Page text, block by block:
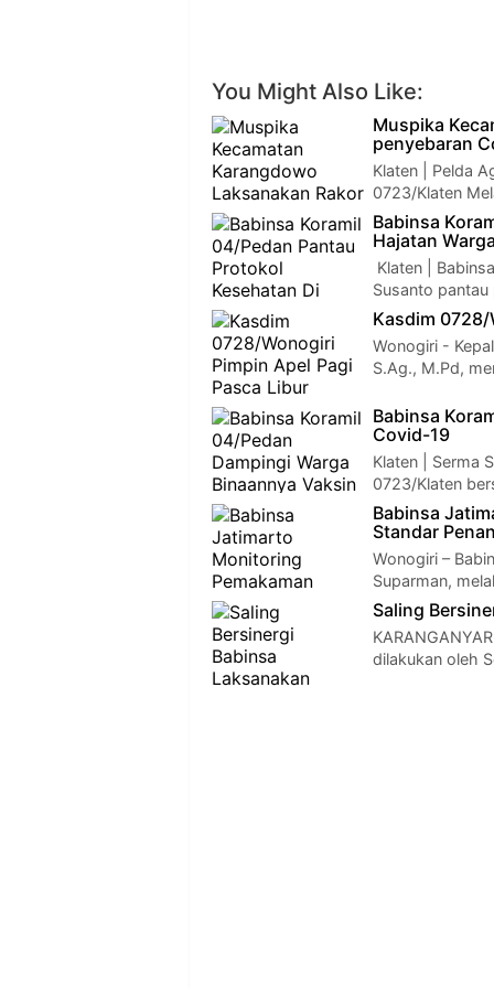
You Might Also Like:
Muspika
penyebaran
Klaten | Pelda
0723/Klaten
Babinsa
Hajatan Warga
Klaten |
Susanto
Kasdim 0728/
Wonogiri -
S.Ag., M.Pd,
Babinsa
Covid-19
Klaten | Serma
0723/Klaten
Babinsa
Standar
Wonogiri –
Suparman,
Saling
dilakukan oleh